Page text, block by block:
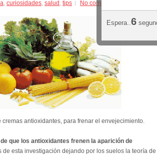
, curiosidades, salud, tips No comments
antioxidantes, para frenar el envejecimiento.
de que los antioxidantes frenen la aparición de
de esta investigación dejando por los suelos la teoría de